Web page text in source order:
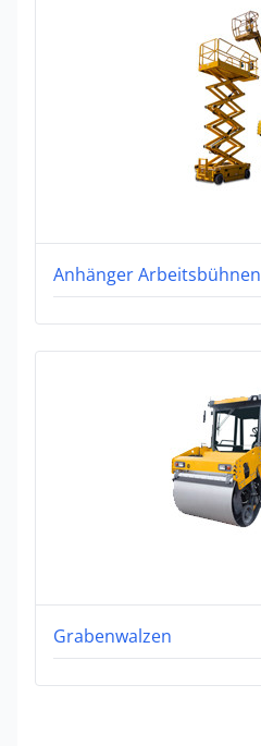
Anhänger Arbeitsbühnen
Grabenwalzen